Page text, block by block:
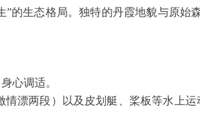
”的生态格局。独特的丹霞地貌与原始
心调适。
漂两段）以及皮划艇、桨板等水上